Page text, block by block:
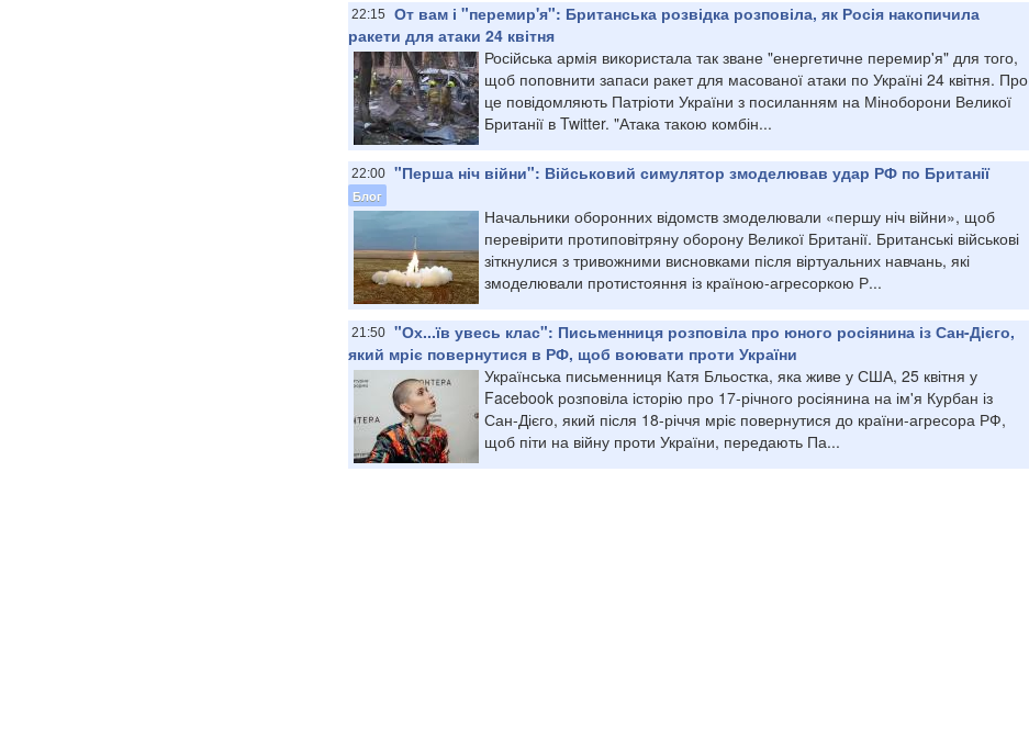
22:15
От вам і "перемир'я": Британська розвідка розповіла, як Росія накопичила
ракети для атаки 24 квітня
Російська армія використала так зване "енергетичне перемир'я" для того,
щоб поповнити запаси ракет для масованої атаки по Україні 24 квітня. Про
це повідомляють Патріоти України з посиланням на Міноборони Великої
Британії в Twitter. "Атака такою комбін...
22:00 "Перша ніч війни": Військовий симулятор змоделював удар РФ по Британії
Блог
Начальники оборонних відомств змоделювали «першу ніч війни», щоб
перевірити протиповітряну оборону Великої Британії. Британські військові
зіткнулися з тривожними висновками після віртуальних навчань, які
змоделювали протистояння із країною-агресоркою Р...
21:50 "Ох...їв увесь клас": Письменниця розповіла про юного росіянина із Сан-Дієго,
який мріє повернутися в РФ, щоб воювати проти України
Українська письменниця Катя Бльостка, яка живе у США, 25 квітня у
Facebook розповіла історію про 17-річного росіянина на ім'я Курбан із
Сан-Дієго, який після 18-річчя мріє повернутися до країни-агресора РФ,
щоб піти на війну проти України, передають Па...